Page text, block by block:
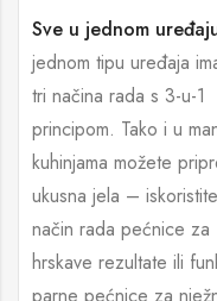
Sve u jednom
jednom tipu uređaja
tri načina rada s 3-u-1
principom. Tako i u
kuhinjama možete
ukusna jela – iskoristite
način rada pećnice za
hrskave rezultate ili
parne pećnice za